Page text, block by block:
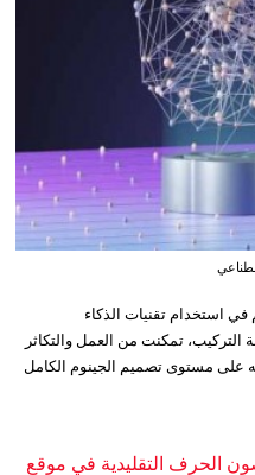
في استخدام تقنيات الذكاء
تمكنت من العمل والتكاثر
على مستوى تصميم الجينوم الكامل
الحرف التقليدية في موقع